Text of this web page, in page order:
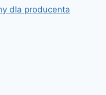
dla producenta